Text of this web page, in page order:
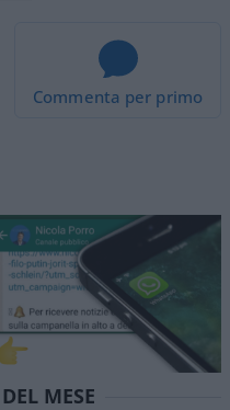
Commenta per primo
MESE